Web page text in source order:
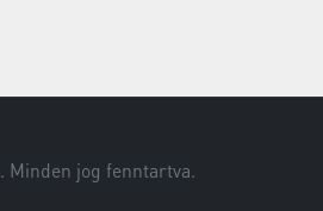
. Minden jog fenntartva.